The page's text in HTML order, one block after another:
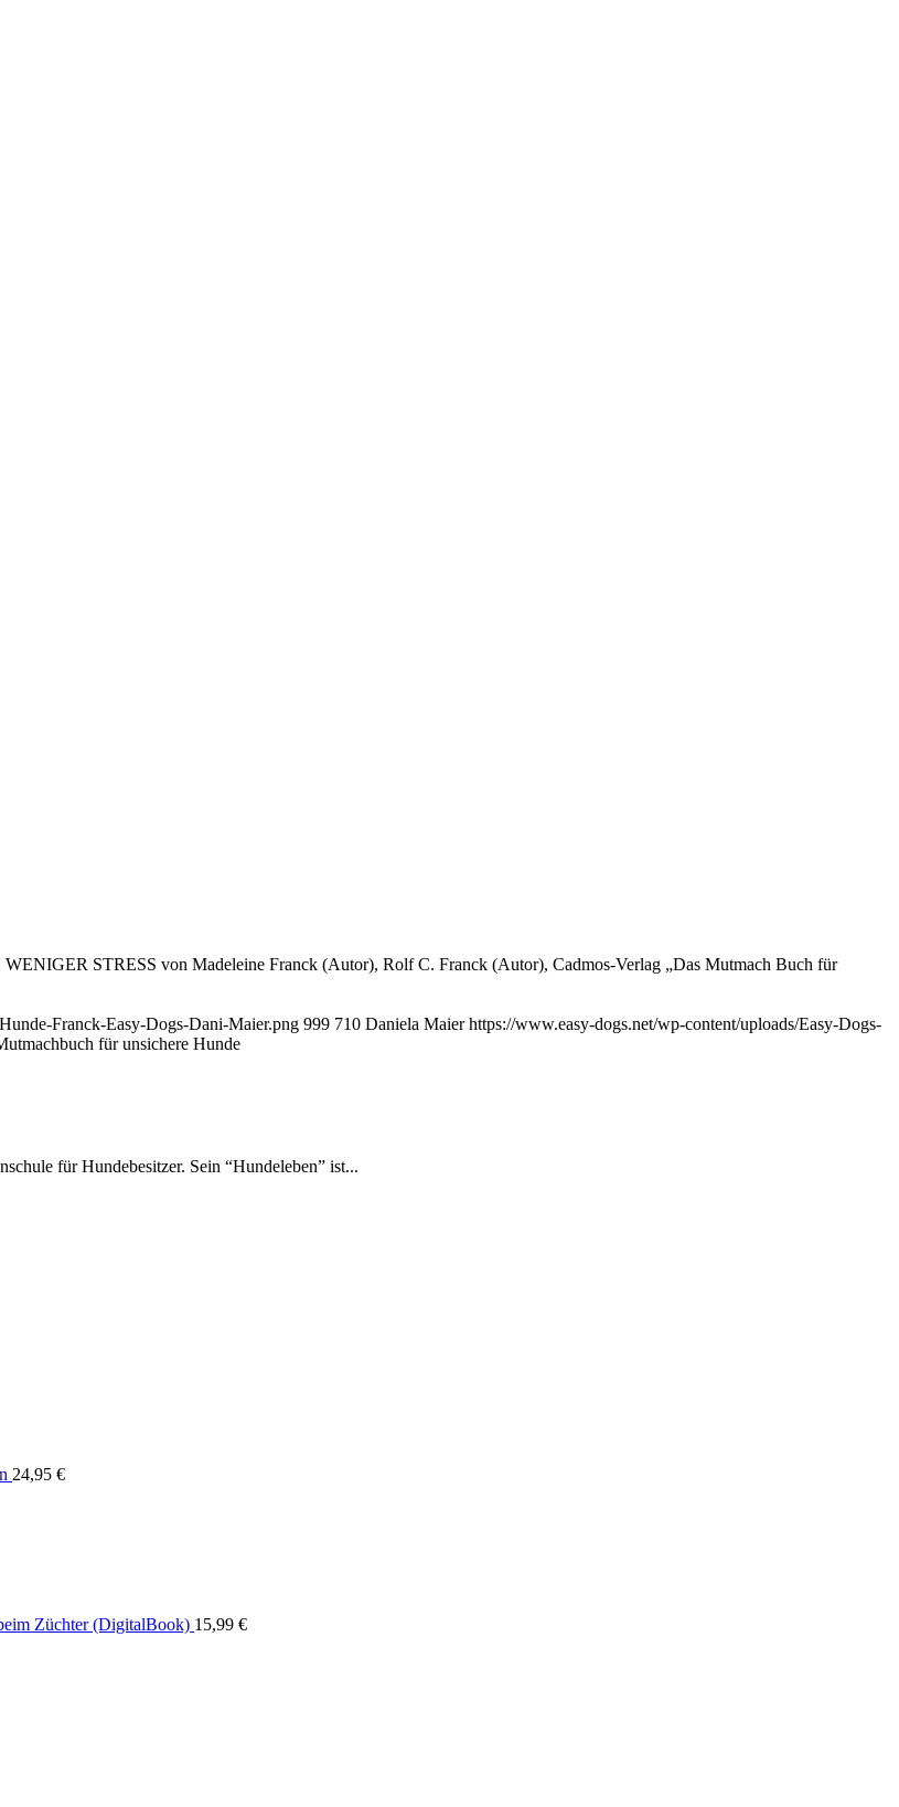
STRESS von Madeleine Franck (Autor), Rolf C. Franck (Autor), Cadmos-Verlag „Das Mutmach Buch für
Franck-Easy-Dogs-Dani-Maier.png 999 710 Daniela Maier https://www.easy-dogs.net/wp-content/uploads/Easy-Dogs-
für unsichere Hunde
für Hundebesitzer. Sein “Hundeleben” ist...
24,95 €
Züchter (DigitalBook) 15,99 €